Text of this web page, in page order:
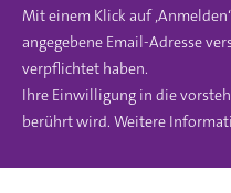
Mit einem Klick auf
angegebene Email-Adresse
verpflichtet haben.
Ihre Einwilligung in die
berührt wird. Weitere